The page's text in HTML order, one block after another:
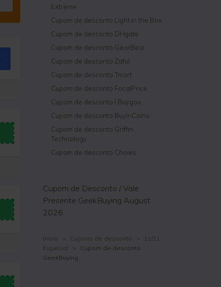
Extreme
Cupom de desconto Light in the Box
Cupom de desconto DHgate
Cupom de desconto GearBest
Cupom de desconto Zaful
Cupom de desconto Tmart
Cupom de desconto FocalPrice
Cupom de desconto I Buygou
Cupom de desconto BuyInCoins
Cupom de desconto Griffin
Technology
Cupom de desconto Choies
Cupom de Desconto / Vale
Presente GeekBuying August
2026
Início > Cupons de desconto >
11/11
Especial
>
Cupom de desconto
GeekBuying